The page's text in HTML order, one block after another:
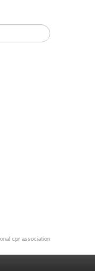
cpr association